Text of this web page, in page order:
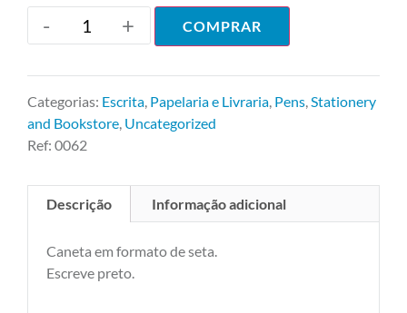
- + COMPRAR
Categorias: Escrita, Papelaria e Livraria, Pens,Stationery
and Bookstore, Uncategorized
Ref: 0062
Descrição Informação adicional
Caneta em formato de seta.
Escreve preto.